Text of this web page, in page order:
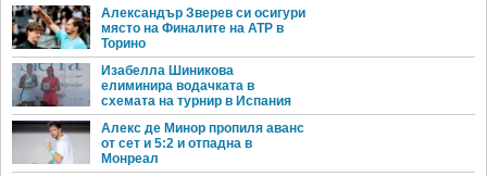
Александър Зверев си осигури
място на Финалите на ATP в
Торино
Изабелла Шиникова
елиминира водачката в
схемата на турнир в Испания
Алекс де Минор пропиля аванс
от сет и 5:2 и отпадна в
Монреал